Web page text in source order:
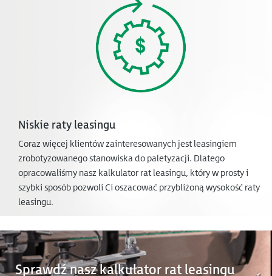
Niskie raty leasingu
Coraz więcej klientów zainteresowanych jest leasingiem
zrobotyzowanego stanowiska do paletyzacji. Dlatego
opracowaliśmy nasz kalkulator rat leasingu, który w prosty i
szybki sposób pozwoli Ci oszacować przybliżoną wysokość raty
leasingu.
Sprawdź nasz kalkulator rat leasingu